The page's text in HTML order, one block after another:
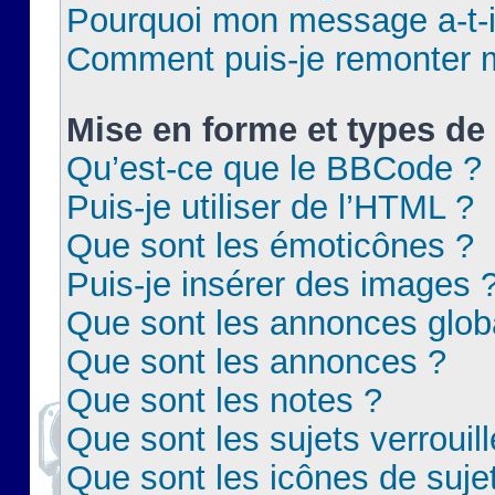
Pourquoi mon message a-
Comment puis-je remonter
Mise en forme et types
Qu’est-ce que le BBCode ?
Puis-je utiliser de l’HTML ?
Que sont les émoticônes ?
Puis-je insérer des images
Que sont les annonces
Que sont les annonces ?
Que sont les notes ?
Que sont les sujets
Que sont les icônes de